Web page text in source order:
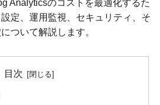
Analyticsのコストを最適化するた
定、運用監視、セキュリティ、そ
ついて解説します。
目次